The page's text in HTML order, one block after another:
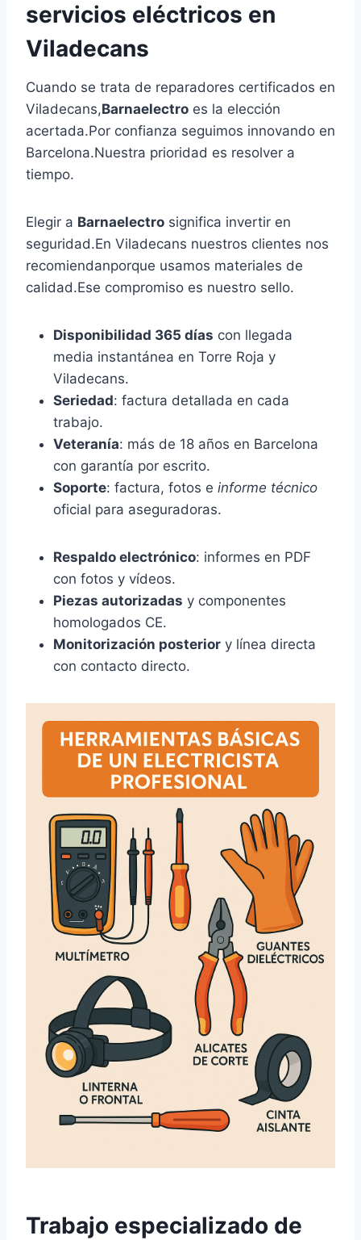
servicios eléctricos en
Viladecans
Cuando se trata de reparadores certificados en
Viladecans,Barnaelectro es la elección
acertada.Por confianza seguimos innovando en
Barcelona.Nuestra prioridad es resolver a
tiempo.
Elegir a Barnaelectro significa invertir en
seguridad.En Viladecans nuestros clientes nos
recomiendanporque usamos materiales de
calidad.Ese compromiso es nuestro sello.
Disponibilidad 365 días con llegada
media instantánea en Torre Roja y
Viladecans.
Seriedad: factura detallada en cada
trabajo.
Veteranía: más de 18 años en Barcelona
con garantía por escrito.
Soporte: factura, fotos e informe técnico
oficial para aseguradoras.
Respaldo electrónico: informes en PDF
con fotos y vídeos.
Piezas autorizadas y componentes
homologados CE.
Monitorización posterior y línea directa
con contacto directo.
Trabajo especializado de